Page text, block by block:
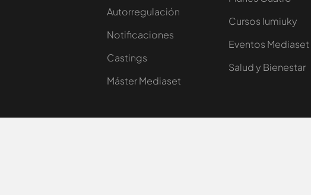
Autorregulación
Notificaciones
Castings
Máster Mediaset
Cursos Iumiuky
Eventos Mediaset
Salud y Bienestar